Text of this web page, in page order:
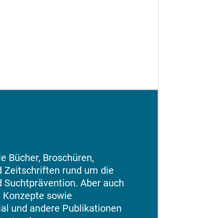
Bücher, Broschüren,
Zeitschriften rund um die
Suchtprävention. Aber auch
sowie
und andere Publikationen